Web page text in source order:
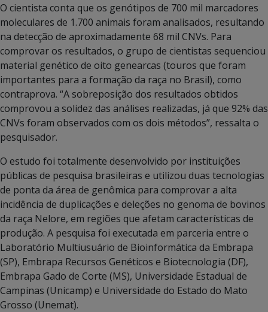
O cientista conta que os genótipos de 700 mil marcadores
moleculares de 1.700 animais foram analisados, resultando
na detecção de aproximadamente 68 mil CNVs. Para
comprovar os resultados, o grupo de cientistas sequenciou
material genético de oito genearcas (touros que foram
importantes para a formação da raça no Brasil), como
contraprova. “A sobreposição dos resultados obtidos
comprovou a solidez das análises realizadas, já que 92% das
CNVs foram observados com os dois métodos”, ressalta o
pesquisador.
O estudo foi totalmente desenvolvido por instituições
públicas de pesquisa brasileiras e utilizou duas tecnologias
de ponta da área de genômica para comprovar a alta
incidência de duplicações e deleções no genoma de bovinos
da raça Nelore, em regiões que afetam características de
produção. A pesquisa foi executada em parceria entre o
Laboratório Multiusuário de Bioinformática da Embrapa
(SP), Embrapa Recursos Genéticos e Biotecnologia (DF),
Embrapa Gado de Corte (MS), Universidade Estadual de
Campinas (Unicamp) e Universidade do Estado do Mato
Grosso (Unemat).